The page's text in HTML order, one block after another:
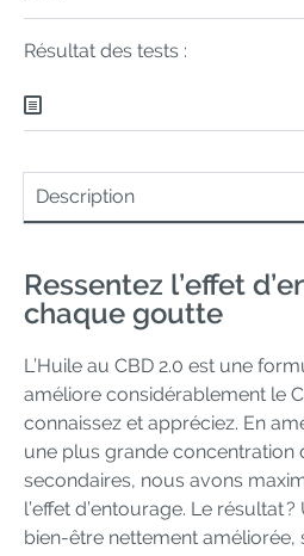
Résultat des tests :
Description
Ressentez l’effet
chaque goutte
L’Huile au CBD 2.0 est une
améliore considérablement le
connaissez et appréciez. En
une plus grande concentration
secondaires, nous avons
l’effet d’entourage. Le résultat
bien-être nettement améliorée,